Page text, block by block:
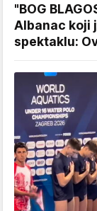
"BOG
Albanac koji
spektaklu: